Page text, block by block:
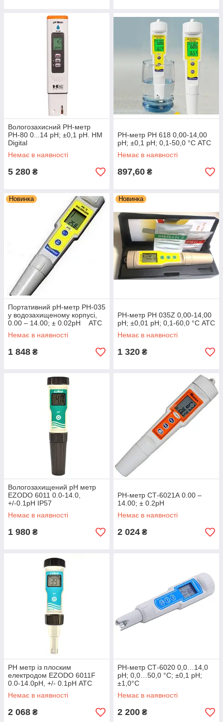
Вологозахисний РН-метр
РН-80 0...14 pH; ±0,1 pH. HM
Digital
Немає в наявності
5 280 ₴
РН-метр PH 618 0,00-14,00
pH; ±0,1 рН; 0,1-50,0 °C АТС
Немає в наявності
897,60 ₴
Новинка
Портативний рН-метр PH-035
у водозахищеному корпусі,
0.00 – 14.00; ± 0.02pH АТС
Немає в наявності
1 848 ₴
Новинка
РН-метр PH 035Z 0,00-14,00
pH; ±0,01 рН; 0,1-60,0 °C АТС
Немає в наявності
1 320 ₴
Вологозахищений рН метр
EZODO 6011 0.0-14.0,
+/-0.1рН IP57
Немає в наявності
1 980 ₴
РН-метр СТ-6021А 0.00 –
14.00; ± 0.2pH
Немає в наявності
2 024 ₴
РН метр із плоским
електродом EZODO 6011F
0.0-14.0рН, +/- 0.1рН АТС
Немає в наявності
2 068 ₴
РН-метр СТ-6020 0,0…14,0
pH; 0,0…50,0 °C; ±0,1 pH;
±1,0°C
Немає в наявності
2 200 ₴